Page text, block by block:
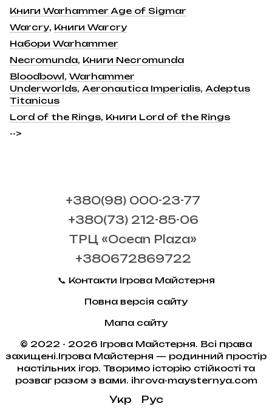
Книги Warhammer Age of Sigmar
Warcry, Книги Warcry
Набори Warhammer
Necromunda, Книги Necromunda
Bloodbowl, Warhammer
Underworlds, Aeronautica Imperialis, Adeptus
Titanicus
Lord of the Rings, Книги Lord of the Rings
-->
+380(98) 000-23-77
+380(73) 212-85-06
ТРЦ «Ocean Plaza»
+380672869722
📞 Контакти Ігрова Майстерня
Повна версія сайту
Мапа сайту
© 2022 - 2026 Ігрова Майстерня. Всі права
захищені.Ігрова Майстерня — родинний простір
настільних ігор. Творимо історію стійкості та
розваг разом з вами. ihrova-maysternya.com
Укр Рус